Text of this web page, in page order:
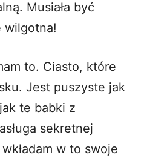
Musiała być
wilgotna!
to. Ciasto, które
Jest puszyste jak
te babki z
sekretnej
w to swoje